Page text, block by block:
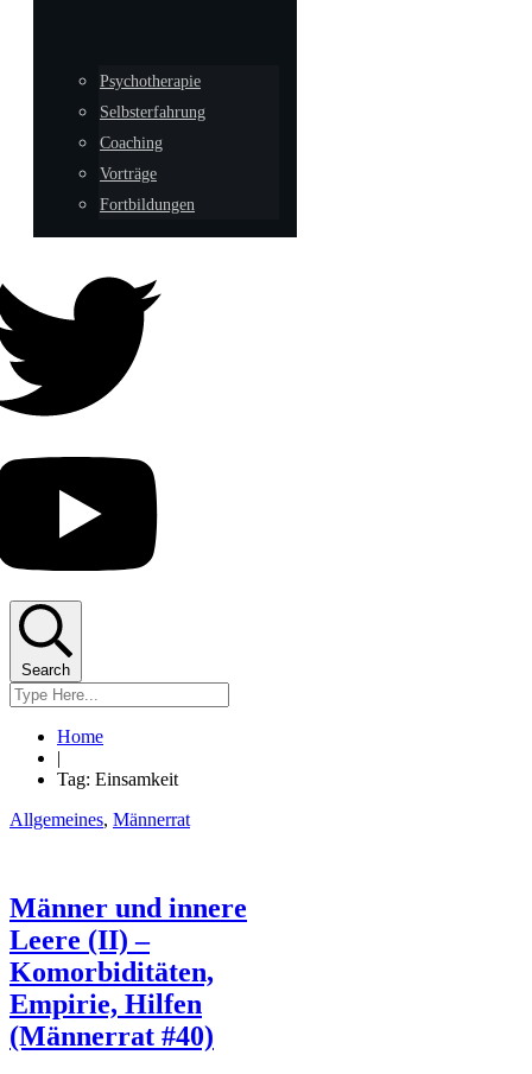
Psychotherapie
Selbsterfahrung
Coaching
Vorträge
Fortbildungen
Search
Home
|
Tag: Einsamkeit
Allgemeines, Männerrat
Männer und innere
Leere (II) –
Komorbiditäten,
Empirie, Hilfen
(Männerrat #40)